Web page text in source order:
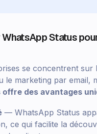
Status
se concentrent sur
le marketing par email,
des avantages
— WhatsApp Status
ce qui facilite la